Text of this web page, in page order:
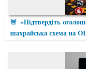
🚨 «Підтвердіть
шахрайська схема на